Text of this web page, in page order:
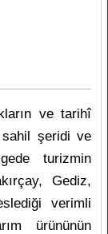
ve tarihî
sahil şeridi ve
turizmin
Gediz,
verimli
ürününün